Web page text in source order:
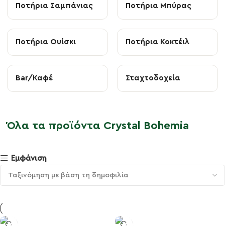
Ποτήρια Σαμπάνιας Ποτήρια Μπύρας
Ποτήρια Ουίσκι Ποτήρια Κοκτέιλ
Bar/Καφέ Σταχτοδοχεία
Όλα τα προϊόντα Crystal Bohemia
Εμφάνιση